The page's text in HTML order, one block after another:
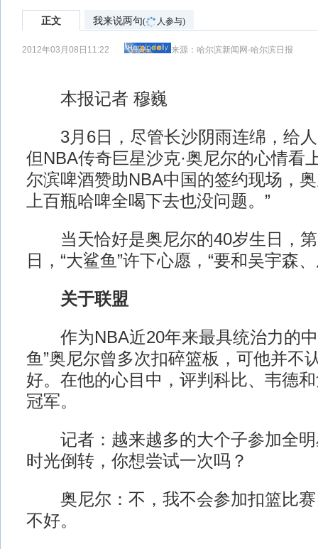
正文 我来说两句( 人参与)
2012年03月08日11:22 来源：哈尔滨新闻网-哈尔滨日报
本报记者 穆巍
3月6日，尽管长沙阴雨连绵，给人
但NBA传奇巨星沙克·奥尼尔的心情看
尔滨啤酒赞助NBA中国的签约现场，
上百瓶哈啤全喝下去也没问题。”
当天恰好是奥尼尔的40岁生日，第
日，“大鲨鱼”许下心愿，“要和吴宇森
关于联盟
作为NBA近20年来最具统治力的中
鱼”奥尼尔曾多次扣碎篮板，可他并不
好。在他的心目中，评判科比、韦德
冠军。
记者：越来越多的大个子参加全明
时光倒转，你想尝试一次吗？
奥尼尔：不，我不会参加扣篮比赛
不好。